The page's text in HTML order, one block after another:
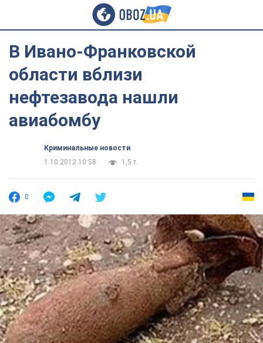
В Ивано-Франковской
области вблизи
нефтезавода нашли
авиабомбу
Криминальные новости
1.10.2012 10:58
1,5 т.
0